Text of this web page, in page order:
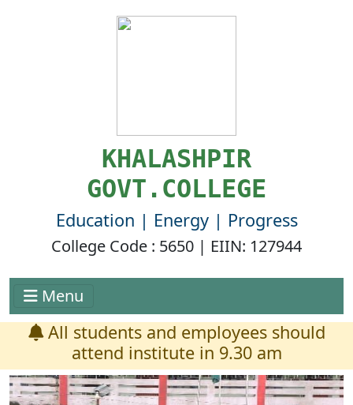
KHALASHPIR
GOVT.COLLEGE
Education | Energy | Progress
College Code : 5650 | EIIN: 127944
Menu
All students and employees should
attend institute in 9.30 am